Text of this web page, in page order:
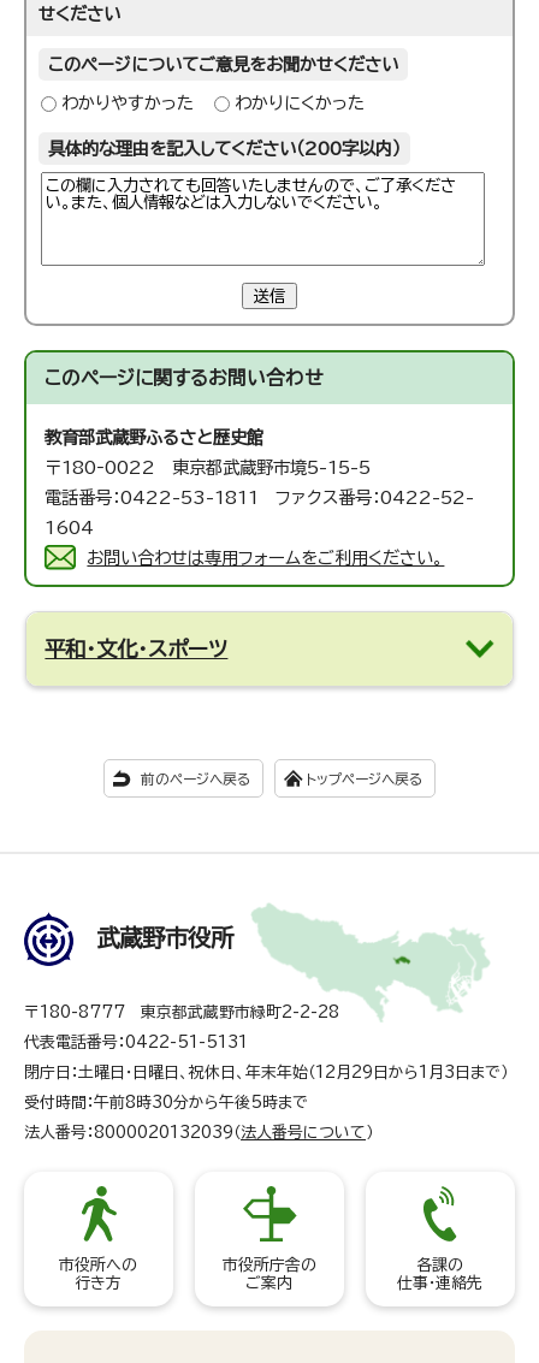
せください
このページについてご意見をお聞かせください
わかりやすかった わかりにくかった
具体的な理由を記入してください（200字以内）
送信
このページに関するお問い合わせ
教育部武蔵野ふるさと歴史館
〒180‐0022 東京都武蔵野市境5-15-5
電話番号：0422-53-1811 ファクス番号：0422-52-
1604
お問い合わせは専用フォームをご利用ください。
平和・文化・スポーツ
前のページへ戻る トップページへ戻る
武蔵野市役所
〒180-8777 東京都武蔵野市緑町2-2-28
代表電話番号：0422-51-5131
閉庁日：土曜日・日曜日、祝休日、年末年始（12月29日から1月3日まで）
受付時間：午前8時30分から午後5時まで
法人番号：8000020132039（ 法人番号について ）
市役所への
行き方
市役所庁舎の
ご案内
各課の
仕事・連絡先